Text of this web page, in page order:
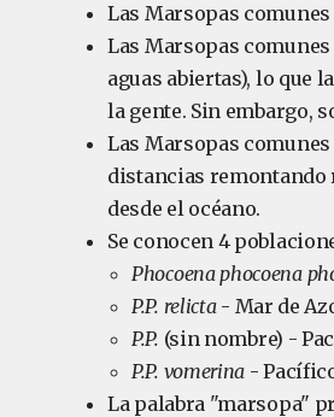
Las Marsopas
Las Marsopas
aguas abiertas), lo que
la gente. Sin embargo,
Las Marsopas
distancias remontando
desde el océano.
Se conocen 4
Phocoena phocoena
P.P. relicta- Mar de
P.P. (sin nombre) -
P.P. vomerina -
La palabra "marsopa"